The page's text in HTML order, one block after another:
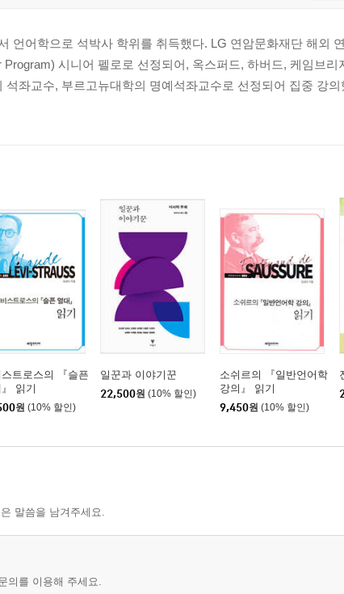
적상동화
르의 시 〈우리의 삶〉
론
언어학으로 석박사 학위를 취득했다. LG 연암문화재단 해외
시니어 펠로로 선정되어, 옥스퍼드, 하버드, 케임브리
좌교수, 부르고뉴대학의 명예석좌교수로 선정되어 집중 강
트로스의 『슬픈
읽기
원 (10% 할인)
일꾼과 이야기꾼
22,500원 (10% 할인)
소쉬르의 『일반언어학
강의』 읽기
9,450원 (10% 할인)
말씀을 남겨주세요.
의를 이용해 주세요.